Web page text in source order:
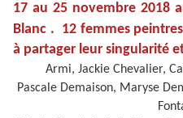
17 au 25 novembre 2018
Blanc . 12 femmes
à partager leur singularité
Armi, Jackie Chevalier,
Pascale Demaison, Maryse